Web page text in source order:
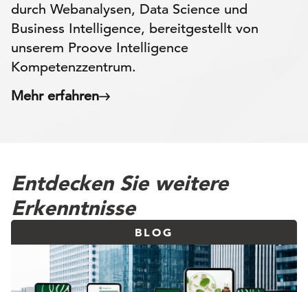
durch Webanalysen, Data Science und
Business Intelligence, bereitgestellt von
unserem Proove Intelligence
Kompetenzzentrum.
Mehr erfahren
Entdecken Sie weitere
Erkenntnisse
BLOG